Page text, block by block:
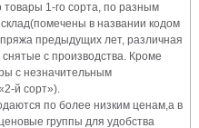
1-го сорта, по разным
в названии кодом
предыдущих лет, различная
с производства. Кроме
с незначительным
й сорт»).
по более низким ценам,а в
группы для удобства